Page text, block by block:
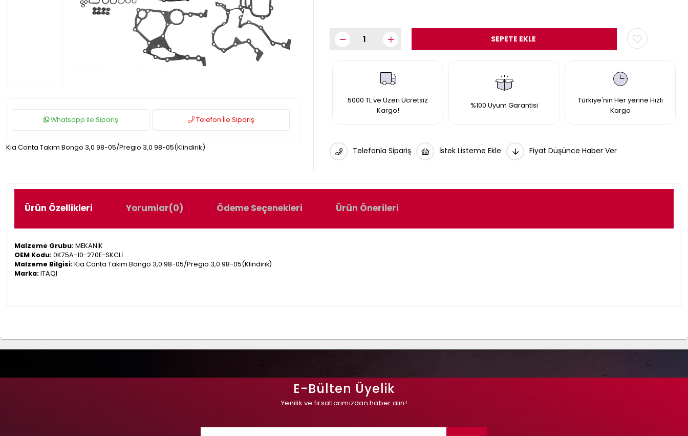
Whatsapp ile Sipariş Telefon İle Sipariş
Kıa Conta Takım Bongo 3,0 98-05/Pregıo 3,0 98-05(Klindirik)
5000 TL ve Üzeri Ücretsiz
Kargo!
%100 Uyum Garantisi
Türkiye'nin Her yerine Hızlı
Kargo
Telefonla Sipariş İstek Listeme Ekle Fiyat Düşünce Haber Ver
Ürün Özellikleri Yorumlar(0) Ödeme Seçenekleri Ürün Önerileri
Malzeme Grubu:MEKANİK
OEM Kodu:0K75A-10-270E-SKCLİ
Malzeme Bilgisi:Kıa Conta Takım Bongo 3,0 98-05/Pregıo 3,0 98-05(Klindirik)
Marka:ITAQI
E-Bülten Üyelik
Yenilik ve fırsatlarımızdan haber alın!